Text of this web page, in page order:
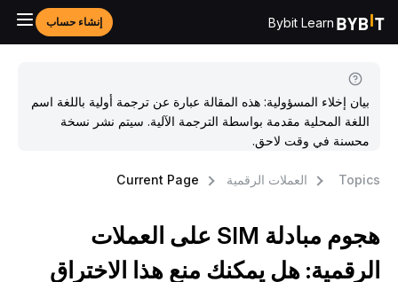
Bybit Learn إنشاء حساب
بيان إخلاء المسؤولية: هذه المقالة عبارة عن ترجمة أولية باللغة اسم
اللغة المحلية مقدمة بواسطة الترجمة الآلية. سيتم نشر نسخة
محسنة في وقت لاحق.
العملات الرقمية Current Page
هجوم مبادلة SIM على العملات
هل يمكنك منع هذا الاختراق